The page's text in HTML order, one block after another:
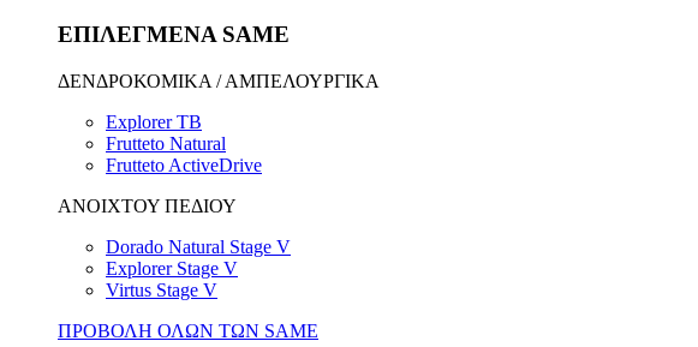
ΕΠΙΛΕΓΜΕΝΑ SAME
ΔΕΝΔΡΟΚΟΜΙΚΑ / ΑΜΠΕΛΟΥΡΓΙΚΑ
Explorer TB
Frutteto Natural
Frutteto ActiveDrive
ΑΝΟΙΧΤΟΥ ΠΕΔΙΟΥ
Dorado Natural Stage V
Explorer Stage V
Virtus Stage V
ΠΡΟΒΟΛΗ ΟΛΩΝ ΤΩΝ SAME